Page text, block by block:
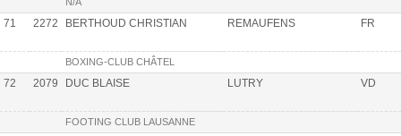
71 2272 BERTHOUD CHRISTIAN REMAUFENS FR
BOXING-CLUB CHÂTEL
72 2079 DUC BLAISE LUTRY VD
FOOTING CLUB LAUSANNE